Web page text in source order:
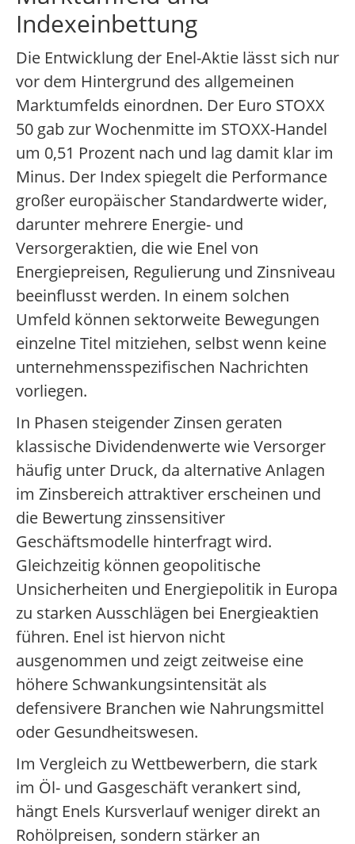
Indexeinbettung
Die Entwicklung der Enel-Aktie lässt sich nur
vor dem Hintergrund des allgemeinen
Marktumfelds einordnen. Der Euro STOXX
50 gab zur Wochenmitte im STOXX-Handel
um 0,51 Prozent nach und lag damit klar im
Minus. Der Index spiegelt die Performance
großer europäischer Standardwerte wider,
darunter mehrere Energie- und
Versorgeraktien, die wie Enel von
Energiepreisen, Regulierung und Zinsniveau
beeinflusst werden. In einem solchen
Umfeld können sektorweite Bewegungen
einzelne Titel mitziehen, selbst wenn keine
unternehmensspezifischen Nachrichten
vorliegen.
In Phasen steigender Zinsen geraten
klassische Dividendenwerte wie Versorger
häufig unter Druck, da alternative Anlagen
im Zinsbereich attraktiver erscheinen und
die Bewertung zinssensitiver
Geschäftsmodelle hinterfragt wird.
Gleichzeitig können geopolitische
Unsicherheiten und Energiepolitik in Europa
zu starken Ausschlägen bei Energieaktien
führen. Enel ist hiervon nicht
ausgenommen und zeigt zeitweise eine
höhere Schwankungsintensität als
defensivere Branchen wie Nahrungsmittel
oder Gesundheitswesen.
Im Vergleich zu Wettbewerbern, die stark
im Öl- und Gasgeschäft verankert sind,
hängt Enels Kursverlauf weniger direkt an
Rohölpreisen, sondern stärker an